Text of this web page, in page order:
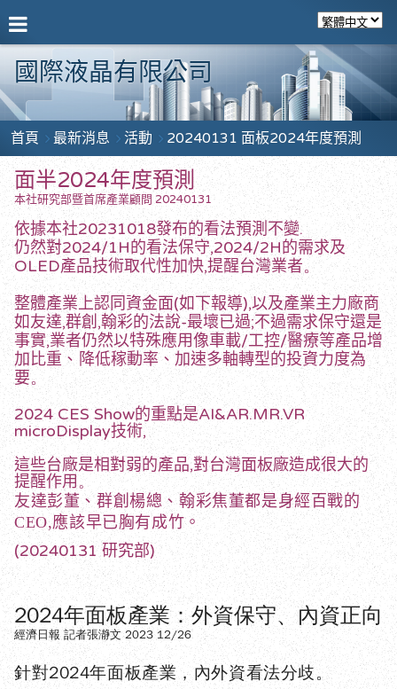
國際液晶有限公司
首頁 最新消息 活動 20240131 面板2024年度預測
面半2024年度預測
本社研究部暨首席產業顧問 20240131
依據本社20231018發布的看法預測不變.
仍然對2024/1H的看法保守,2024/2H的需求及
OLED產品技術取代性加快,提醒台灣業者。
整體產業上認同資金面(如下報導),以及產業主力廠商
如友達,群創,翰彩的法說-最壞已過;不過需求保守還是
事實,業者仍然以特殊應用像車載/工控/醫療等產品增
加比重 、 降低稼動率、加速多軸轉型的投資力度為
要。
2024 CES Show的重點是AI&AR.MR.VR
microDisplay技術,
這些台廠是相對弱的產品,對台灣面板廠造成很大的
提醒作用。
友達彭董 、群創楊總 、翰彩焦董都是身經百戰的
CEO,應該早已胸有成竹。
(20240131 研究部)
2024年面板產業：外資保守、內資正向
經濟日報 記者張瀞文 2023 12/26
針對2024年面板產業，內外資看法分歧。